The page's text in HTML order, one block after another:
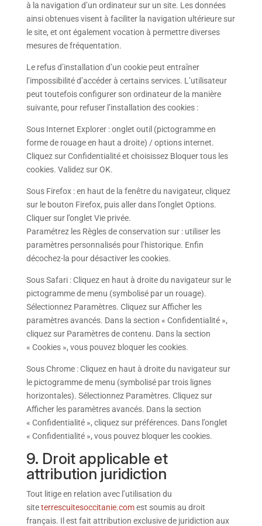
à la navigation d’un ordinateur sur un site. Les données
ainsi obtenues visent à faciliter la navigation ultérieure sur
le site, et ont également vocation à permettre diverses
mesures de fréquentation.
Le refus d’installation d’un cookie peut entraîner
l’impossibilité d’accéder à certains services. L’utilisateur
peut toutefois configurer son ordinateur de la manière
suivante, pour refuser l’installation des cookies :
Sous Internet Explorer : onglet outil (pictogramme en
forme de rouage en haut a droite) / options internet.
Cliquez sur Confidentialité et choisissez Bloquer tous les
cookies. Validez sur OK.
Sous Firefox : en haut de la fenêtre du navigateur, cliquez
sur le bouton Firefox, puis aller dans l’onglet Options.
Cliquer sur l’onglet Vie privée.
Paramétrez les Règles de conservation sur : utiliser les
paramètres personnalisés pour l’historique. Enfin
décochez-la pour désactiver les cookies.
Sous Safari : Cliquez en haut à droite du navigateur sur le
pictogramme de menu (symbolisé par un rouage).
Sélectionnez Paramètres. Cliquez sur Afficher les
paramètres avancés. Dans la section « Confidentialité »,
cliquez sur Paramètres de contenu. Dans la section
« Cookies », vous pouvez bloquer les cookies.
Sous Chrome : Cliquez en haut à droite du navigateur sur
le pictogramme de menu (symbolisé par trois lignes
horizontales). Sélectionnez Paramètres. Cliquez sur
Afficher les paramètres avancés. Dans la section
« Confidentialité », cliquez sur préférences. Dans l’onglet
« Confidentialité », vous pouvez bloquer les cookies.
9. Droit applicable et
attribution juridiction
Tout litige en relation avec l’utilisation du
siteterrescuitesoccitanie.comest soumis au droit
français. Il est fait attribution exclusive de juridiction aux